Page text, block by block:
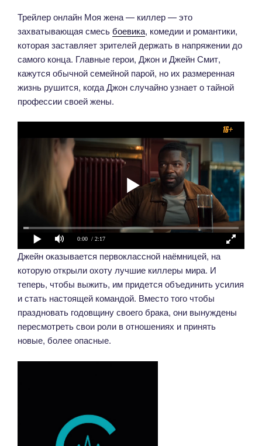
Трейлер онлайн Моя жена — киллер — это
захватывающая смесьбоевика, комедии и романтики,
которая заставляет зрителей держать в напряжении до
самого конца. Главные герои, Джон и Джейн Смит,
кажутся обычной семейной парой, но их размеренная
жизнь рушится, когда Джон случайно узнает о тайной
профессии своей жены.
0:00 / 2:17
Джейн оказывается первоклассной наёмницей, на
которую открыли охоту лучшие киллеры мира. И
теперь, чтобы выжить, им придется объединить усилия
и стать настоящей командой. Вместо того чтобы
праздновать годовщину своего брака, они вынуждены
пересмотреть свои роли в отношениях и принять
новые, более опасные.